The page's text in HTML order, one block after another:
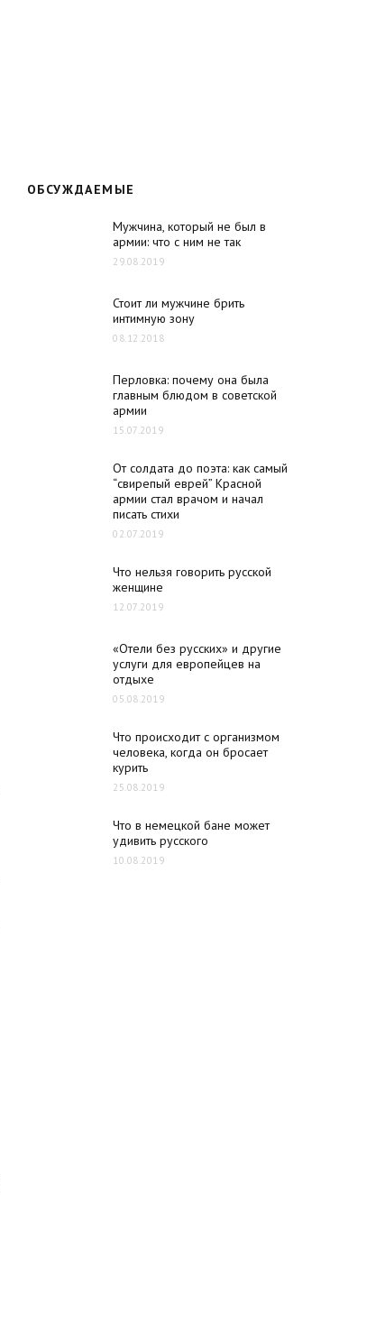
ОБСУЖДАЕМЫЕ
Мужчина, который не был в
армии: что с ним не так
29.08.2019
Стоит ли мужчине брить
интимную зону
08.12.2018
Перловка: почему она была
главным блюдом в советской
армии
15.07.2019
От солдата до поэта: как самый
“свирепый еврей” Красной
армии стал врачом и начал
писать стихи
02.07.2019
Что нельзя говорить русской
женщине
12.07.2019
«Отели без русских» и другие
услуги для европейцев на
отдыхе
05.08.2019
Что происходит с организмом
человека, когда он бросает
курить
25.08.2019
Что в немецкой бане может
удивить русского
10.08.2019